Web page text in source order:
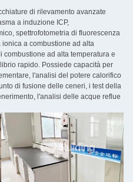
di rilevamento avanzate
a induzione ICP,
spettrofotometria di fluorescenza
a combustione ad alta
ad alta temperatura e
rapido. Possiede capacità per
l'analisi del potere calorifico
di fusione delle ceneri, i test della
l'analisi delle acque reflue